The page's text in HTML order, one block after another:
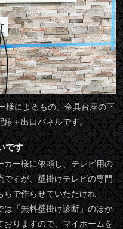
様によるもの。金具台座の下
線＋出口パネルです。
です
カー様に依頼し、テレビ用の
ですが、壁掛けテレビの専門
らで作らせていただけれ
「無料壁掛け診断」のほか
おりますので、マイホームを